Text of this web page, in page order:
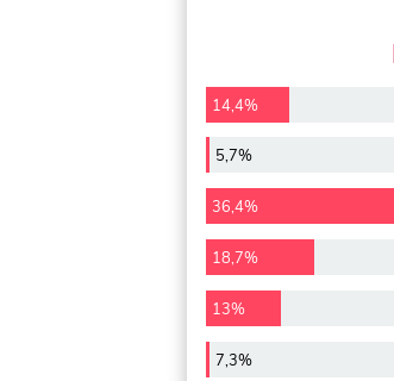
14,4%
5,7%
36,4%
18,7%
13%
7,3%